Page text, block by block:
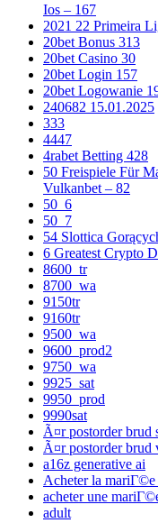
Ios – 167
2021 22 Primeira
20bet Bonus 313
20bet Casino 30
20bet Login 157
20bet Logowanie
240682 15.01.2025
333
4447
4rabet Betting 428
50 Freispiele Für
Vulkanbet – 82
50_6
50_7
54 Slottica
6 Greatest Crypto
8600_tr
8700_wa
9150tr
9160tr
9500_wa
9600_prod2
9750_wa
9925_sat
9950_prod
9990sat
Ã¤r postorder brud
Ã¤r postorder brud
a16z generative ai
Acheter la mariГ©e
acheter une
adult